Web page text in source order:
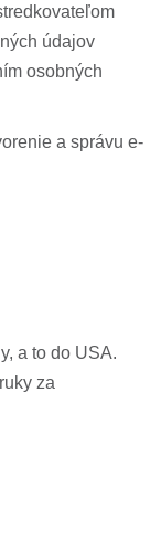
údajov
osobných
a správu e-
a to do USA.
za